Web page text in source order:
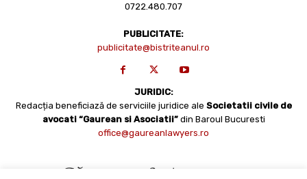
0722.480.707
PUBLICITATE:
publicitate@bistriteanul.ro
JURIDIC:
Redacția beneficiază de serviciile juridice ale Societatii civile de
avocati “Gaurean si Asociatii” din Baroul Bucuresti
office@gaureanlawyers.ro